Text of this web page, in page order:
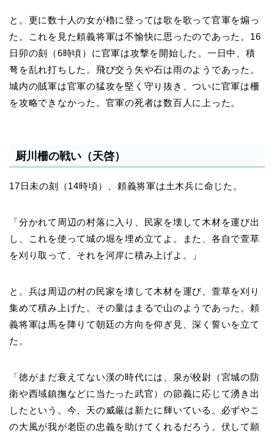
と。更に数十人の女が櫓に登っては歌を歌って官軍を煽っ
た。これを見た頼義将軍は不愉快に思ったのであった。16
日卯の刻（6時頃）に官軍は攻撃を開始した。一日中、積
弩を乱れ打ちした。飛び交う矢や石は雨のようであった。
城内の賊軍は官軍の猛攻を堅く守り抜き、ついに官軍は柵
を攻略できなかった。官軍の死者は数百人に上った。
厨川柵の戦い（天啓）
17日未の刻（14時頃）、頼義将軍は土木兵に命じた。
「分かれて周辺の村落に入り、民家を壊して木材を運び出
し、これを使って城の堀を埋め立てよ。また、各自で萱草
を刈り取って、それを河岸に積み上げよ。」
と。兵は周辺の村の民家を壊して木材を運び、萱草を刈り
集めて積み上げた。その量はまるで山のようであった。頼
義将軍は馬を降りて朝廷の方向を仰ぎ見、深く誓いを立て
た。
「徳がまだ衰えてない漢の時代には、泉が校尉（宮城の防
衛や西域鎮撫などに当たった武官）の節義に応じて湧き出
したという。今、天の威厳は新たに輝いている。必ずやこ
の大風が我が老臣の忠義を助けてくれるだろう。伏して願